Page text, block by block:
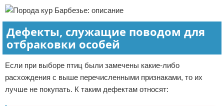
Дефекты, служащие поводом для
отбраковки особей
Если при выборе птиц были замечены какие-либо
расхождения с выше перечисленными признаками, то их
лучше не покупать. К таким дефектам относят: